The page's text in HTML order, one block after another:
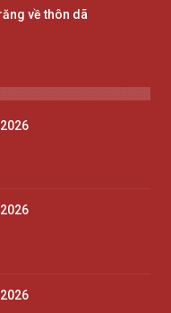
về thôn dã